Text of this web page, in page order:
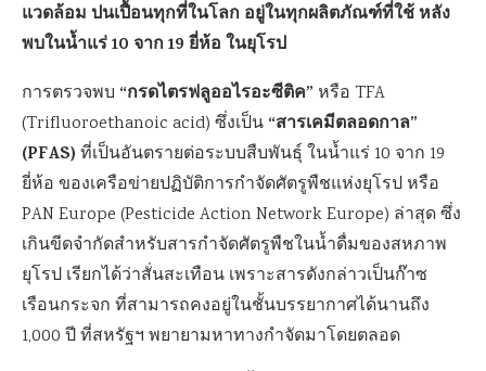
แวดล้อม ปนเปื้อนทุกที่ในโลก อยู่ในทุกผลิตภัณฑ์ที่ใช้ หลัง
พบในน้ำแร่ 10 จาก 19 ยี่ห้อ ในยุโรป
การตรวจพบ “กรดไตรฟลูออไรอะซีติค” หรือ TFA
(Trifluoroethanoic acid) ซึ่งเป็น “สารเคมีตลอดกาล”
(PFAS) ที่เป็นอันตรายต่อระบบสืบพันธุ์ ในน้ำแร่ 10 จาก 19
ยี่ห้อ ของเครือข่ายปฏิบัติการกำจัดศัตรูพืชแห่งยุโรป หรือ
PAN Europe (Pesticide Action Network Europe) ล่าสุด ซึ่ง
เกินขีดจำกัดสำหรับสารกำจัดศัตรูพืชในน้ำดื่มของสหภาพ
ยุโรป เรียกได้ว่าสั่นสะเทือน เพราะสารดังกล่าวเป็นก๊าซ
เรือนกระจก ที่สามารถคงอยู่ในชั้นบรรยากาศได้นานถึง
1,000 ปี ที่สหรัฐฯ พยายามหาทางกำจัดมาโดยตลอด